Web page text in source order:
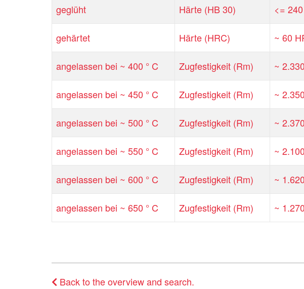
geglüht Härte (HB 30) <=
gehärtet Härte (HRC) ~ 60
angelassen bei ~ 400 ° C Zugfestigkeit (Rm) ~
angelassen bei ~ 450 ° C Zugfestigkeit (Rm) ~
angelassen bei ~ 500 ° C Zugfestigkeit (Rm) ~
angelassen bei ~ 550 ° C Zugfestigkeit (Rm) ~
angelassen bei ~ 600 ° C Zugfestigkeit (Rm) ~
angelassen bei ~ 650 ° C Zugfestigkeit (Rm) ~
Back to the overview and search.